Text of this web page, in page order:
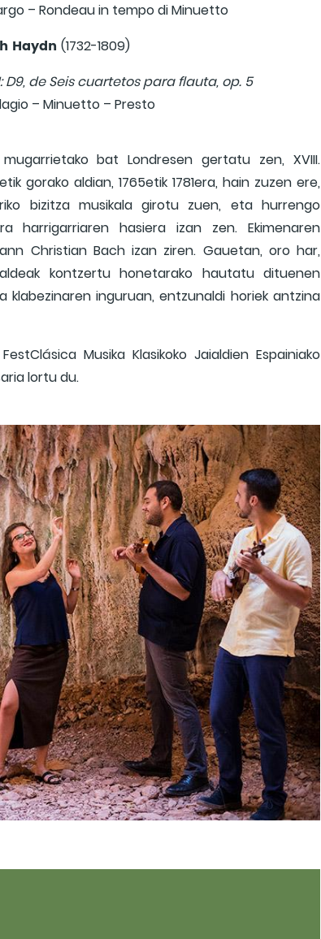
– Rondeau in tempo di Minuetto
Haydn (1732-1809)
de Seis cuartetos para flauta, op. 5
– Minuetto – Presto
bat Londresen gertatu zen, XVIII.
gorako aldian, 1765etik 1781era, hain zuzen ere,
bizitza musikala girotu zuen, eta hurrengo
harrigarriaren hasiera izan zen. Ekimenaren
Christian Bach izan ziren. Gauetan, oro har,
kontzertu honetarako hautatu dituenen
klabezinaren inguruan, entzunaldi horiek antzina
Musika Klasikoko Jaialdien Espainiako
lortu du.